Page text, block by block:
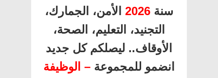
سنة 2026 الأمن، الجمارك،
التجنيد، التعليم، الصحة،
الأوقاف.. ليصلكم كل جديد
انضمو للمجموعة – الوظيفة